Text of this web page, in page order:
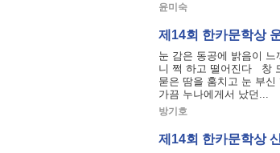
윤미숙
제14회 한카문학상
눈 감은 동공에 밝음이
니 쩍 하고 떨어진다 창
묻은 땀을 훔치고 눈 부
가끔 누나에게서 났던...
방기호
제14회 한카문학상